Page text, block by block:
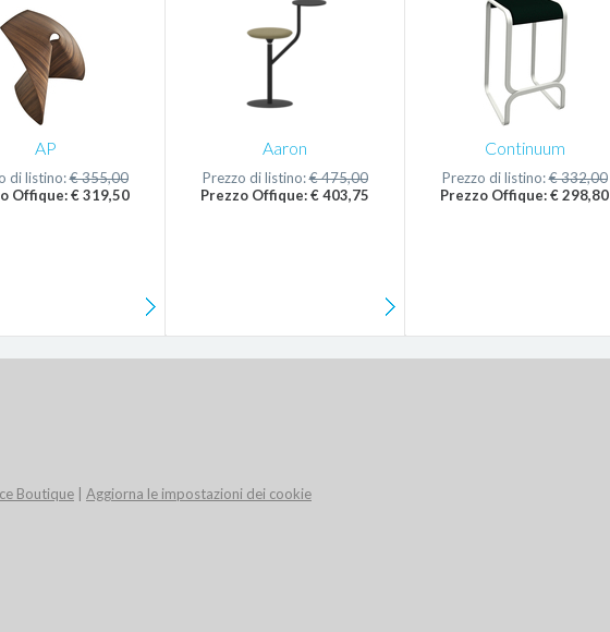
AP
di listino:€ 355,00
Offique: € 319,50
Aaron
Prezzo di listino:€ 475,00
Prezzo Offique: € 403,75
Continuum
Prezzo di listino:€ 332,00
Prezzo Offique: € 298,80
Boutique Aggiorna le impostazioni dei cookie